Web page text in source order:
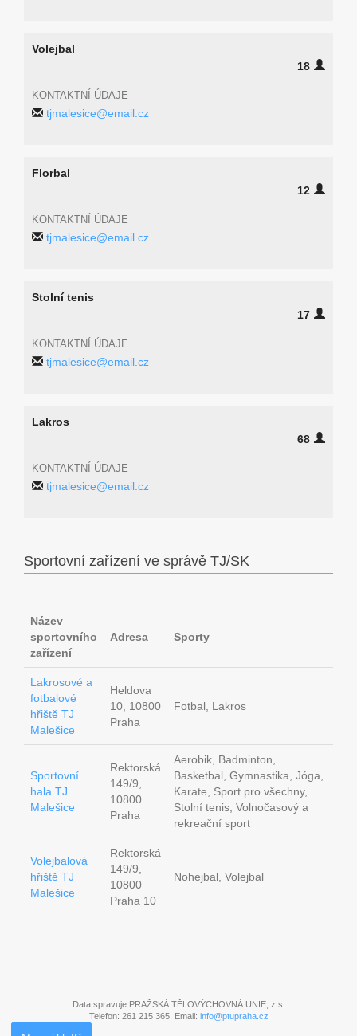
Volejbal
18
KONTAKTNÍ ÚDAJE
tjmalesice@email.cz
Florbal
12
KONTAKTNÍ ÚDAJE
tjmalesice@email.cz
Stolní tenis
17
KONTAKTNÍ ÚDAJE
tjmalesice@email.cz
Lakros
68
KONTAKTNÍ ÚDAJE
tjmalesice@email.cz
Sportovní zařízení ve správě TJ/SK
Název
sportovního
zařízení
Adresa Sporty
Lakrosové a
fotbalové
hřiště TJ
Malešice
Heldova
10, 10800
Praha
Fotbal, Lakros
Sportovní
hala TJ
Malešice
Rektorská
149/9,
10800
Praha
Aerobik, Badminton,
Basketbal, Gymnastika, Jóga,
Karate, Sport pro všechny,
Stolní tenis, Volnočasový a
rekreační sport
Volejbalová
hřiště TJ
Malešice
Rektorská
149/9,
10800
Praha 10
Nohejbal, Volejbal
Data spravuje PRAŽSKÁ TĚLOVÝCHOVNÁ UNIE, z.s.
Telefon: 261 215 365, Email: info@ptupraha.cz